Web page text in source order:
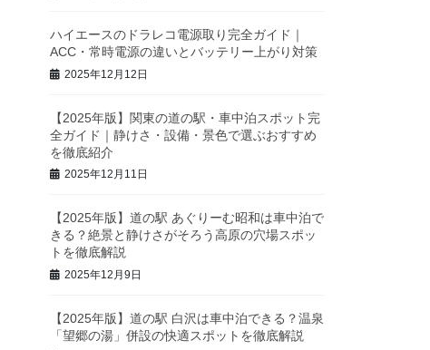
ハイエースのドラレコ電源取り完全ガイド｜
ACC・常時電源の違いとバッテリー上がり対策
2025年12月12日
【2025年版】関東の道の駅・車中泊スポット完
全ガイド｜静けさ・設備・景色で選ぶおすすめ
を徹底紹介
2025年12月11日
【2025年版】道の駅 あぐりーむ昭和は車中泊で
きる？絶景と静けさがそろう高原の穴場スポッ
トを徹底解説
2025年12月9日
【2025年版】道の駅 白沢は車中泊できる？温泉
「望郷の湯」併設の快適スポットを徹底解説